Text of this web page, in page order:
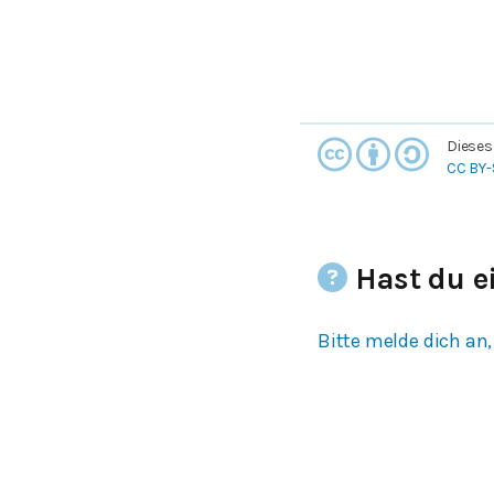
CC
Hast du
Bitte melde dich an,